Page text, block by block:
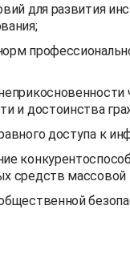
для развития
и достоинства
доступа к
средств